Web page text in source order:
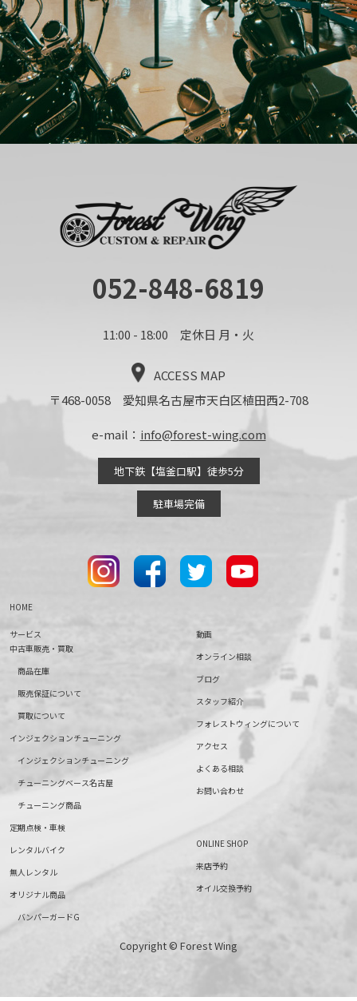
052-848-6819
11:00 - 18:00 定休日 月・火
ACCESS MAP
〒468-0058 愛知県名古屋市天白区植田西2-708
e-mail： info@forest-wing.com
地下鉄【塩釜口駅】徒歩5分
駐車場完備
HOME
サービス
中古車販売・買取
商品在庫
販売保証について
買取について
インジェクションチューニング
インジェクションチューニング
チューニングベース名古屋
チューニング商品
定期点検・車検
レンタルバイク
無人レンタル
オリジナル商品
バンパーガードG
動画
オンライン相談
ブログ
スタッフ紹介
フォレストウィングについて
アクセス
よくある相談
お問い合わせ
ONLINE SHOP
来店予約
オイル交換予約
Copyright © Forest Wing